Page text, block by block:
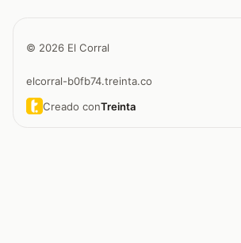
© 2026 El Corral
elcorral-b0fb74.treinta.co
Creado conTreinta